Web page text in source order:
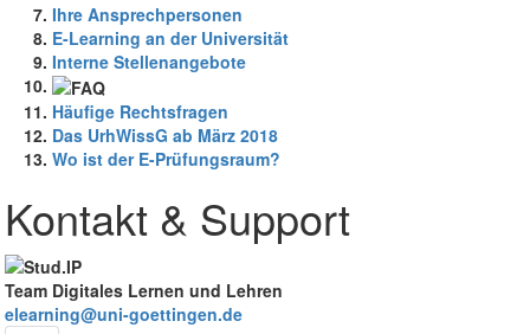
Ihre Ansprechpersonen
E-Learning an der Universität
Interne Stellenangebote
Häufige Rechtsfragen
Das UrhWissG ab März 2018
Wo ist der E-Prüfungsraum?
Kontakt & Support
Team Digitales Lernen und Lehren
elearning@uni-goettingen.de